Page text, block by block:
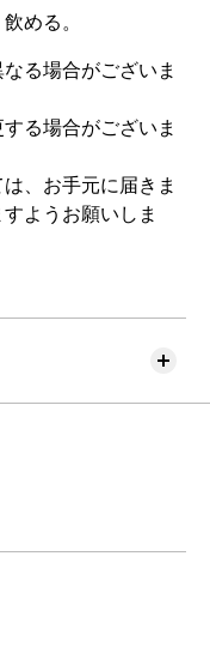
める。
る場合がございま
る場合がございま
、お手元に届きま
ようお願いしま